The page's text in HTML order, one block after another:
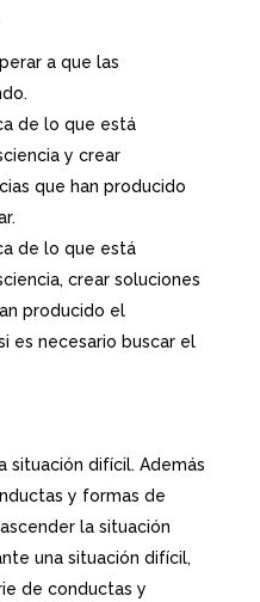
a que las
de lo que está
y crear
que han producido
de lo que está
crear soluciones
producido el
es necesario buscar el
situación difícil. Además
y formas de
la situación
una situación difícil,
de conductas y